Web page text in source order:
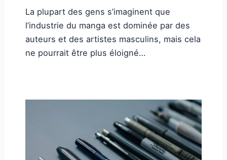
La plupart des gens s’imaginent que
l’industrie du manga est dominée par des
auteurs et des artistes masculins, mais cela
ne pourrait être plus éloigné…